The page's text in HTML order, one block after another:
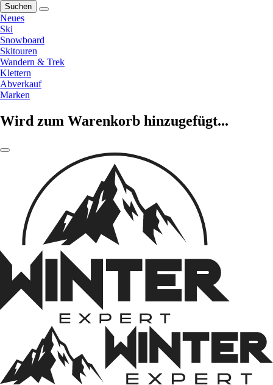
Suchen
Neues
Ski
Snowboard
Skitouren
Wandern & Trek
Klettern
Abverkauf
Marken
Wird zum Warenkorb hinzugefügt...